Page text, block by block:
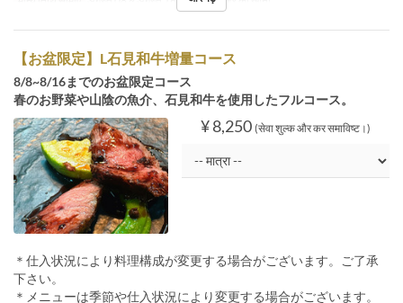
【お盆限定】L石見和牛増量コース
8/8~8/16までのお盆限定コース
春のお野菜や山陰の魚介、石見和牛を使用したフルコース。
¥ 8,250 (सेवा शुल्क और कर समाविष्ट।)
＊仕入状況により料理構成が変更する場合がございます。ご了承
下さい。
＊メニューは季節や仕入状況により変更する場合がございます。